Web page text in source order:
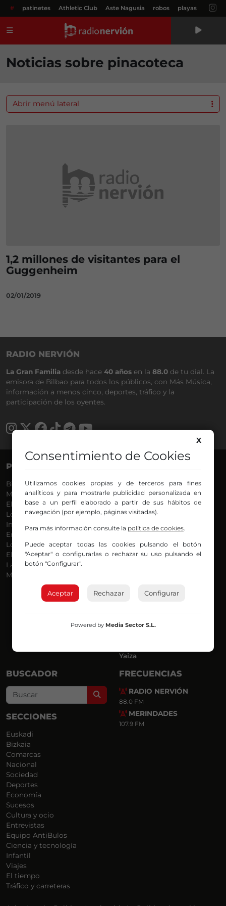
# patinetes Athletic Club Aste Nagusia robos playas
Noticias sobre pinacoteca
1,2 millones de visitantes para el
Guggenheim
02/01/2019
Abrir menú lateral
RADIO NERVIÓN
La Gran Familia desde hace 40 años en la 88.0 de tu dial. La
emisora de Bilbao para todos los públicos, con Más Música,
información a menos cinco, deportes, tráfico y la
participación de los oyentes.
PROGRAMAS
Bilbosport
Más Música
El Madrugador
Lo Más Nuevo
Informativos
En Ruta
Locos por la Música
El Supermadrugador
La Mañana de Radio Nervión
Más Madrugada
Agurtzane
Belén Ollero
Dani
Eduardo
Eva Argote
Endika
Iker
Iñigo
Joseba
Mar y Cielo
Miguel Ángel
Yaiza
BUSCADOR
Search
SECCIONES
Euskadi
Bizkaia
Comarcas
Nacional
Sociedad
Deportes
Economía
Sucesos
Cultura y ocio
Entrevistas
Equipo AntiBulos
Ciencia y tecnología
Infantil
Viajes
El tiempo
Tráfico y carreteras
FRECUENCIAS
RADIO NERVIÓN
88.0 FM
MERINDADES
107.9 FM
X
Consentimiento de Cookies
Utilizamos cookies propias y de terceros para fines
analíticos y para mostrarle publicidad personalizada en
base a un perfil elaborado a partir de sus hábitos de
navegación (por ejemplo, páginas visitadas).
Para más información consulte la política de cookies.
Puede aceptar todas las cookies pulsando el botón
"Aceptar" o configurarlas o rechazar su uso pulsando el
botón "Configurar".
Aceptar Rechazar Configurar
Powered by Media Sector S.L.